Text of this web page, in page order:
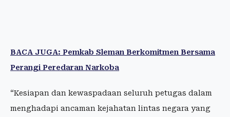
BACA JUGA: Pemkab Sleman Berkomitmen Bersama
Perangi Peredaran Narkoba
“Kesiapan dan kewaspadaan seluruh petugas dalam
menghadapi ancaman kejahatan lintas negara yang